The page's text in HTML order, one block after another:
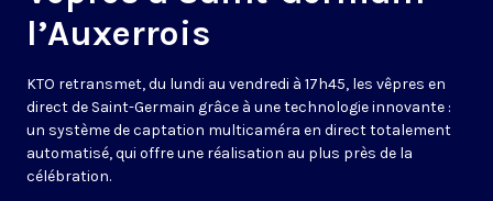
l’Auxerrois
KTO retransmet, du lundi au vendredi à 17h45, les vêpres en
direct de Saint-Germain grâce à une technologie innovante :
un système de captation multicaméra en direct totalement
automatisé, qui offre une réalisation au plus près de la
célébration.